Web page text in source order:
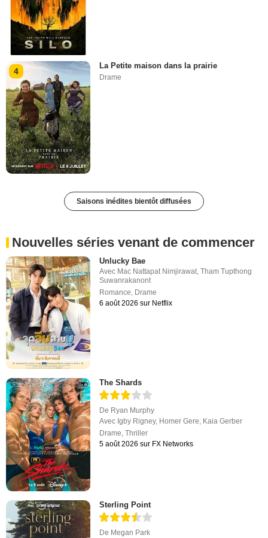
4
La Petite maison dans la prairie
Drame
Saisons inédites bientôt diffusées
Nouvelles séries venant de commencer
Unlucky Bae
Avec Mac Nattapat Nimjirawat,Tham Tupthong
Suwanrakanont
Romance, Drame
6 août 2026 sur Netflix
The Shards
De Ryan Murphy
Avec Igby Rigney, Homer Gere, Kaia Gerber
Drame,Thriller
5 août 2026 sur FX Networks
Sterling Point
De Megan Park